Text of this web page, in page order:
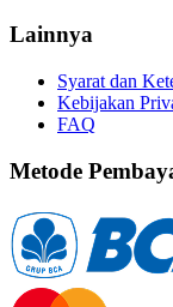
Lainnya
Syarat dan
Kebijakan
FAQ
Metode